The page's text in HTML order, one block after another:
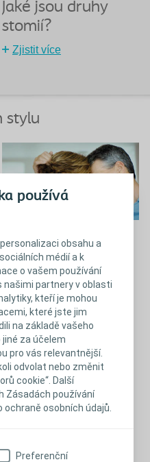
používá
obsahu a
médií a k
o vašem používání
partnery v oblasti
kteří je mohou
které jste jim
na základě vašeho
za účelem
pro vás relevantnější.
odvolat nebo změnit
cookie“. Další
Zásadách používání
osobních údajů.
Preferenční
Jaké jsou druhy
stomií?
Zjistit více
stylu
Intimní život a
těhotenství se
stomií
Zjistit více
čas na zotavení. Délka
liší. V tomto
přibírat na váze.
stomie.
společenský život,
Při určování
váš celkový